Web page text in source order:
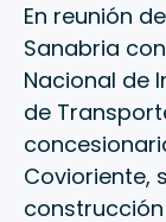
En reunión
Sanabria
Nacional de
de
Covioriente,